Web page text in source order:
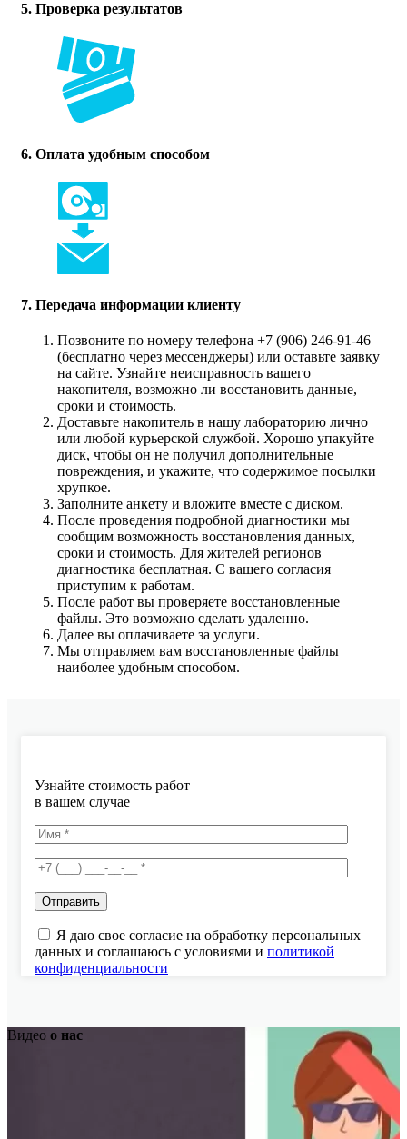
5. Проверка результатов
6. Оплата удобным способом
7. Передача информации клиенту
Позвоните по номеру телефона +7 (906) 246-91-46
(бесплатно через мессенджеры) или оставьте заявку
на сайте. Узнайте неисправность вашего
накопителя, возможно ли восстановить данные,
сроки и стоимость.
Доставьте накопитель в нашу лабораторию лично
или любой курьерской службой. Хорошо упакуйте
диск, чтобы он не получил дополнительные
повреждения, и укажите, что содержимое посылки
хрупкое.
Заполните анкету и вложите вместе с диском.
После проведения подробной диагностики мы
сообщим возможность восстановления данных,
сроки и стоимость. Для жителей регионов
диагностика бесплатная. С вашего согласия
приступим к работам.
После работ вы проверяете восстановленные
файлы. Это возможно сделать удаленно.
Далее вы оплачиваете за услуги.
Мы отправляем вам восстановленные файлы
наиболее удобным способом.
Узнайте стоимость работ
в вашем случае
Я даю свое согласие на обработку персональных
данных и соглашаюсь с условиями и политикой
конфиденциальности
Видео о нас